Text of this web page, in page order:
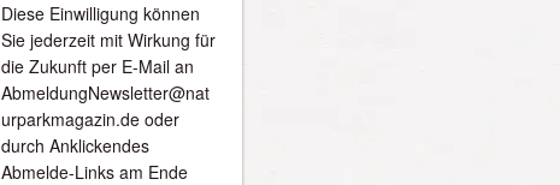
Diese Einwilligung können
Sie jederzeit mit Wirkung für
die Zukunft per E-Mail an
AbmeldungNewsletter@nat
urparkmagazin.de oder
durch Anklickendes
Abmelde-Links am Ende